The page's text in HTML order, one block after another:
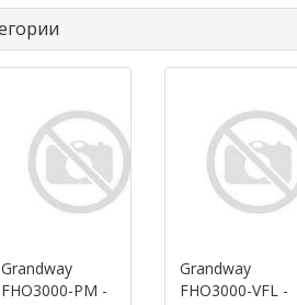
Grandway
FHO3000-PM -
Grandway
FHO3000-VFL -